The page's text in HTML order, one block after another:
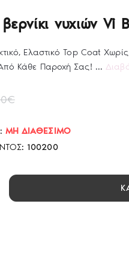
βερνίκι νυχιών
Ελαστικό Top Coat
Κάθε Παροχή Σας! ...
ΜΗ ΔΙΑΘΈΣΙΜΟ
100200